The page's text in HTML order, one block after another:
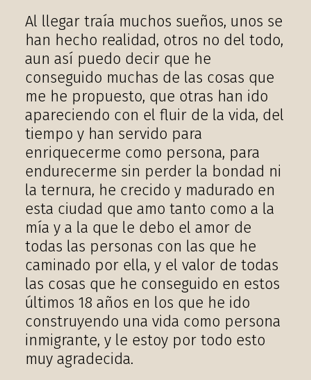
Al llegar traía muchos sueños, unos se
han hecho realidad, otros no del todo,
aun así puedo decir que he
conseguido muchas de las cosas que
me he propuesto, que otras han ido
apareciendo con el fluir de la vida, del
tiempo y han servido para
enriquecerme como persona, para
endurecerme sin perder la bondad ni
la ternura, he crecido y madurado en
esta ciudad que amo tanto como a la
mía y a la que le debo el amor de
todas las personas con las que he
caminado por ella, y el valor de todas
las cosas que he conseguido en estos
últimos 18 años en los que he ido
construyendo una vida como persona
inmigrante, y le estoy por todo esto
muy agradecida.